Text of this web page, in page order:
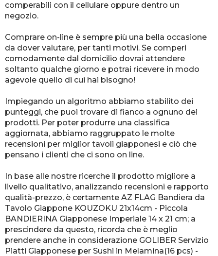
comperabili con il cellulare oppure dentro un
negozio.
Comprare on-line è sempre più una bella occasione
da dover valutare, per tanti motivi. Se comperi
comodamente dal domicilio dovrai attendere
soltanto qualche giorno e potrai ricevere in modo
agevole quello di cui hai bisogno!
Impiegando un algoritmo abbiamo stabilito dei
punteggi, che puoi trovare di fianco a ognuno dei
prodotti. Per poter produrre una classifica
aggiornata, abbiamo raggruppato le molte
recensioni per miglior tavoli giapponesi e ciò che
pensano i clienti che ci sono on line.
In base alle nostre ricerche il prodotto migliore a
livello qualitativo, analizzando recensioni e rapporto
qualità-prezzo, è certamente AZ FLAG Bandiera da
Tavolo Giappone KOUZOKU 21x14cm - Piccola
BANDIERINA Giapponese Imperiale 14 x 21 cm; a
prescindere da questo, ricorda che è meglio
prendere anche in considerazione GOLIBER Servizio
Piatti Giapponese per Sushi in Melamina(16 pcs) -